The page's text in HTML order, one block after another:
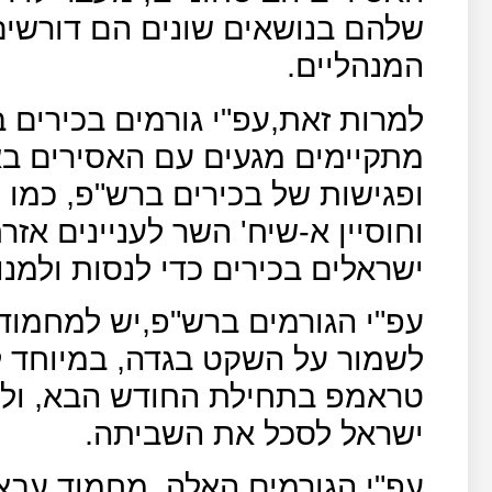
שלהם בנושאים שונים הם
המנהליים.
למרות זאת,עפ"י גורמים
מתקיימים מגעים עם האסירים
ופגישות של בכירים ברש"פ,
וחוסיין א-שיח' השר לעניינים
ישראלים בכירים כדי לנסות
עפ"י הגורמים ברש"פ,יש
לשמור על השקט בגדה, במיוחד
טראמפ בתחילת החודש הבא,
ישראל לסכל את השביתה.